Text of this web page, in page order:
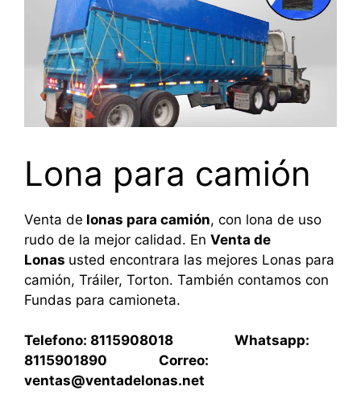
Lona para camión
Venta de lonas para camión, con lona de uso
rudo de la mejor calidad. En Venta de
Lonas usted encontrara las mejores Lonas para
camión, Tráiler, Torton. También contamos con
Fundas para camioneta.
Telefono: 8115908018 Whatsapp:
8115901890 Correo:
ventas@ventadelonas.net